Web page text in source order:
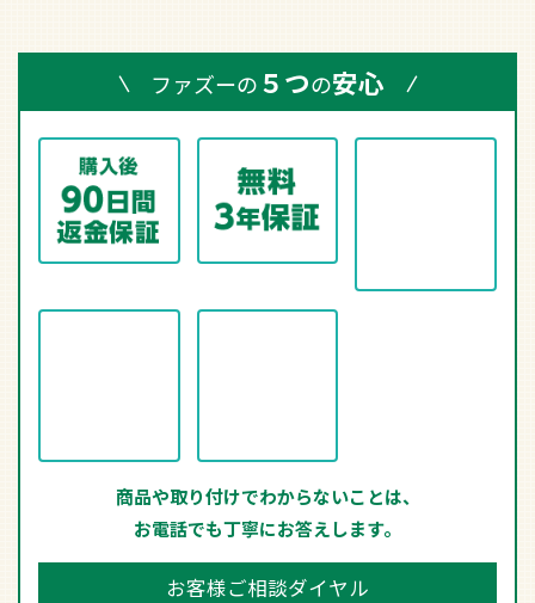
ファズーの５つの安心
商品や取り付けでわからないことは、
お電話でも丁寧にお答えします。
お客様ご相談ダイヤル